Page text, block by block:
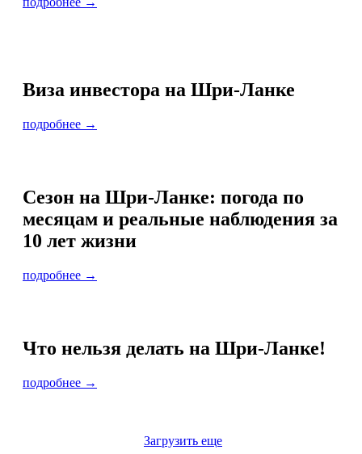
Виза инвестора на Шри-Ланке
подробнее →
Сезон на Шри-Ланке: погода по
месяцам и реальные наблюдения за
10 лет жизни
подробнее →
Что нельзя делать на Шри-Ланке!
подробнее →
Загрузить еще